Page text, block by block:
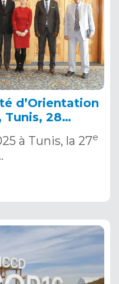
d’Orientation
Tunis, 28
à Tunis, la 27e